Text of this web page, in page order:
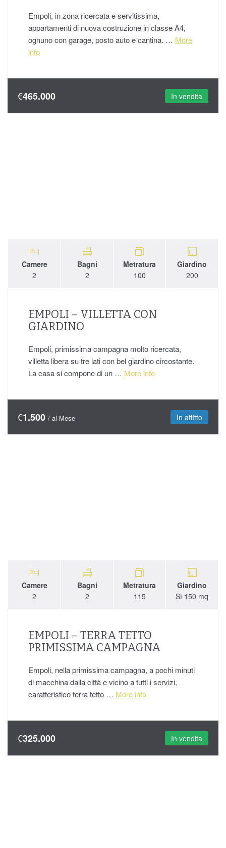
Empoli, in zona ricercata e servitissima,
appartamenti di nuova costruzione in classe A4,
ognuno con garage, posto auto e cantina. … More
info
€465.000 In vendita
Camere
2
Bagni
2
Metratura
100
Giardino
200
EMPOLI – VILLETTA CON
GIARDINO
Empoli, primissima campagna molto ricercata,
villetta libera su tre lati con bel giardino circostante.
La casa si compone di un … More info
€1.500 / al Mese In affitto
Camere
2
Bagni
2
Metratura
115
Giardino
Sì 150 mq
EMPOLI – TERRA TETTO
PRIMISSIMA CAMPAGNA
Empoli, nella primissima campagna, a pochi minuti
di macchina dalla città e vicino a tutti i servizi,
caratteristico terra tetto … More info
€325.000 In vendita